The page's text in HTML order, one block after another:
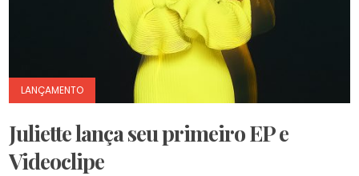
LANÇAMENTO
Juliette lança seu primeiro EP e
Videoclipe